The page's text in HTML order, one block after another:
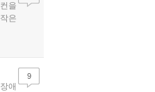
을
은
애
9